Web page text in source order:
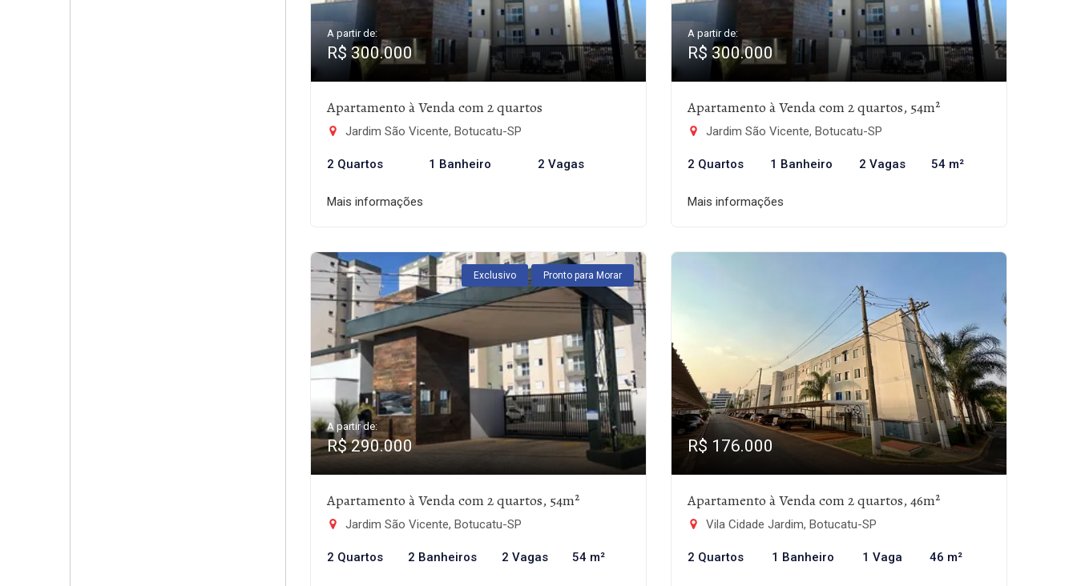
A partir de:
R$ 300.000
Apartamento à Venda com 2 quartos
Jardim São Vicente, Botucatu-SP
2 Quartos 1 Banheiro 2 Vagas
Mais informações
A partir de:
R$ 300.000
Apartamento à Venda com 2 quartos, 54m²
Jardim São Vicente, Botucatu-SP
2 Quartos 1 Banheiro 2 Vagas 54 m²
Mais informações
Exclusivo Pronto para Morar
A partir de:
R$ 290.000
Apartamento à Venda com 2 quartos, 54m²
Jardim São Vicente, Botucatu-SP
2 Quartos 2 Banheiros 2 Vagas 54 m²
R$ 176.000
Apartamento à Venda com 2 quartos, 46m²
Vila Cidade Jardim, Botucatu-SP
2 Quartos 1 Banheiro 1 Vaga 46 m²